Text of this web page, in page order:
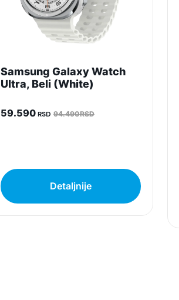
Samsung Galaxy Watch
Ultra, Beli (White)
59.590RSD 94.490RSD
Detaljnije